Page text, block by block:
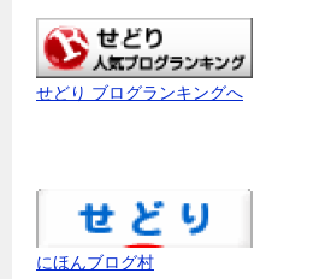
せどり ブログランキングへ
にほんブログ村